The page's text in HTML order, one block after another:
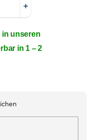
in unseren
in 1 – 2